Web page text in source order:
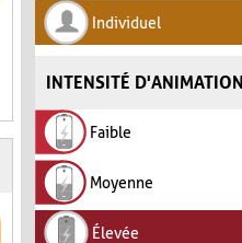
Individuel
INTENSITÉ D'ANIMATION
Faible
Moyenne
Élevée